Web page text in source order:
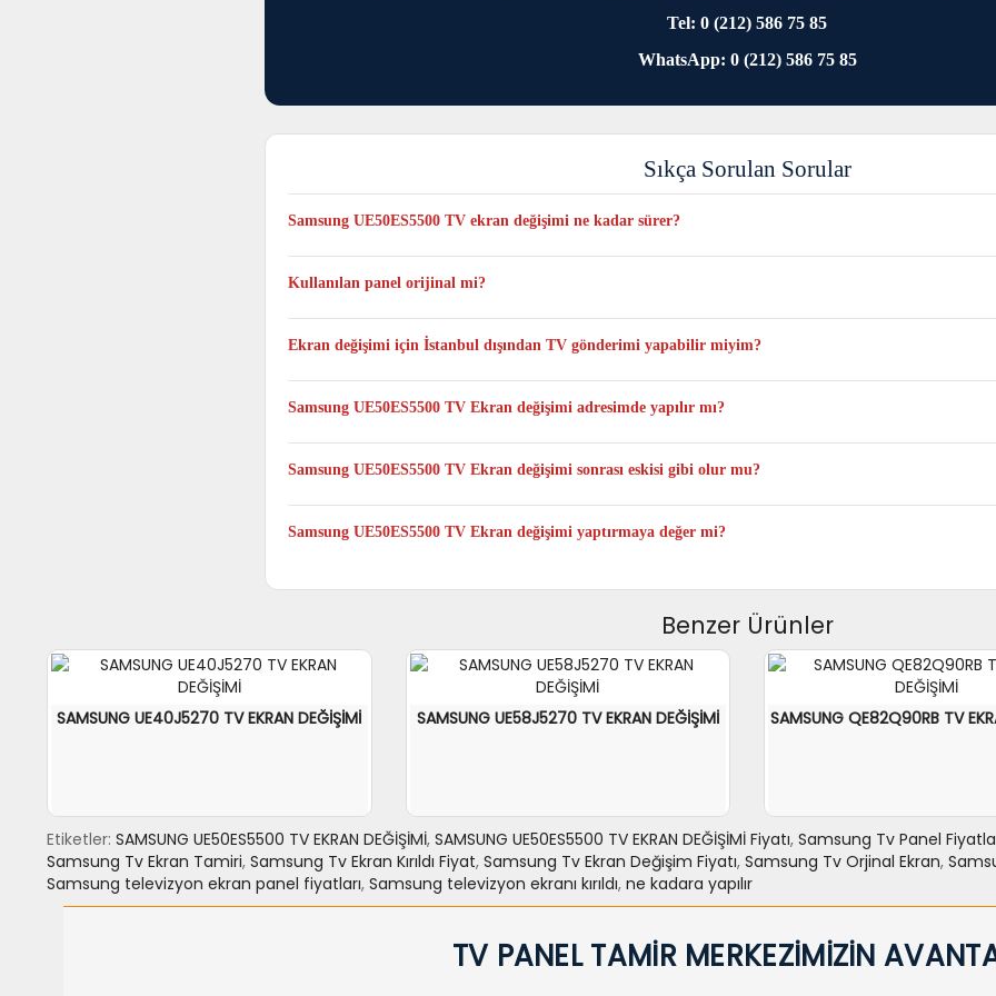
Tel: 0 (212) 586 75 85
WhatsApp: 0 (212) 586 75 85
Sıkça Sorulan Sorular
Samsung UE50ES5500 TV ekran değişimi ne kadar sürer?
Genellikle aynı gün tamamlanır, yoğunluğa ve anlık stok durumuna bağlı olarak en fazla 1 veya 3 iş günü
Kullanılan panel orijinal mi?
Evet. Samsung UE50ES5500 TV modeli için yalnızca bu modele uygun orijinal ve sıfır paneller
Ekran değişimi için İstanbul dışından TV gönderimi yapabilir miyim?
Evet. Taşıma ücret ve sorumluluğu tarafınıza ait olacak şekilde televizyonun tamamını kutulu şekilde kargo
Samsung UE50ES5500 TV Ekran değişimi adresimde yapılır mı?
Hayır. TV Panel değişimi yalnızca atölye ortamında yapılmaktadır.
Samsung UE50ES5500 TV Ekran değişimi sonrası eskisi gibi olur mu?
Evet. Samsung UE50ES5500 model TV Panel değişimi yapıldıktan sonra televizyonunuz ilk günkü
Samsung UE50ES5500 TV Ekran değişimi yaptırmaya değer mi?
ekran değişimi yaptırmaya değer.
Benzer Ürünler
SAMSUNG UE40J5270 TV EKRAN DEĞİŞİMİ
SEPETE EKLE 力NCELE
SAMSUNG UE58J5270 TV EKRAN DEĞİŞİMİ
SEPETE EKLE 力NCELE
SAMSUNG QE82Q90RB TV
SEPETE EKLE
Etiketler: SAMSUNG UE50ES5500 TV EKRAN DEĞİŞİMİ, SAMSUNG UE50ES5500 TV EKRAN DEĞİŞİMİ Fiyatı, Samsung Tv Panel
Samsung Tv Ekran Tamiri, Samsung Tv Ekran Kırıldı Fiyat, Samsung Tv Ekran Değişim Fiyatı, Samsung Tv Orjinal Ekran,
Samsung televizyon ekran panel fiyatları, Samsung televizyon ekranı kırıldı, ne kadara yapılır
TV PANEL TAMİR MERKEZİMİZİN